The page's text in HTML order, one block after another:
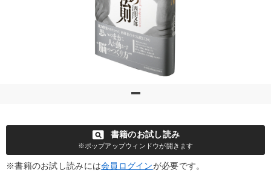
pageview 書籍のお試し読み
※ポップアップウィンドウが開きます
※書籍のお試し読みには会員ログインが必要です。